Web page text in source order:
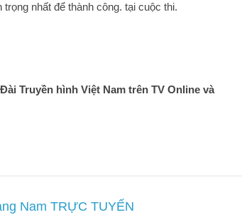
nhất để thành công. tại cuộc thi.
Truyền hình Việt Nam trên TV Online và
Nam TRỰC TUYẾN